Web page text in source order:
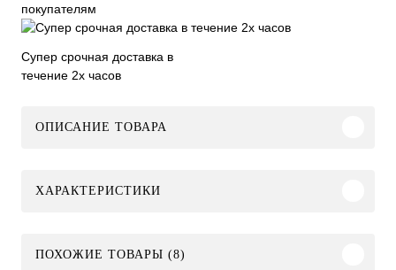
покупателям
Супер срочная доставка в
течение 2х часов
ОПИСАНИЕ ТОВАРА
ХАРАКТЕРИСТИКИ
ПОХОЖИЕ ТОВАРЫ (8)